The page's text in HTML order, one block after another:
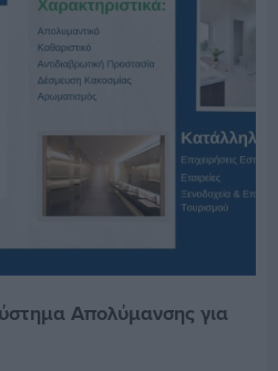
Απολύμανσης για